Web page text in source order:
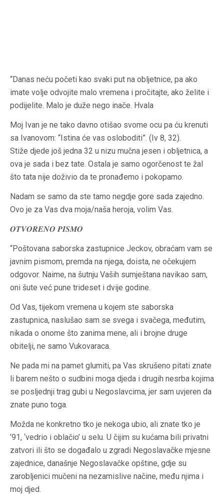
“Danas neću početi kao svaki put na obljetnice, pa ako
imate volje odvojite malo vremena i pročitajte, ako želite i
podijelite. Malo je duže nego inače. Hvala
Moj Ivan je ne tako davno otišao svome ocu pa ću krenuti
sa Ivanovom: “Istina će vas osloboditi”. (Iv 8, 32).
Stiže djede još jedna 32 u nizu mučna jesen i obljetnica, a
ova je sada i bez tate. Ostala je samo ogorčenost te žal
što tata nije doživio da te pronađemo i pokopamo.
Nadam se samo da ste tamo negdje gore sada zajedno.
Ovo je za Vas dva moja/naša heroja, volim Vas.
𝑶𝑻𝑽𝑶𝑹𝑬𝑵𝑶 𝑷𝑰𝑺𝑴𝑶
“Poštovana saborska zastupnice Jeckov, obraćam vam se
javnim pismom, premda na njega, doista, ne očekujem
odgovor. Naime, na šutnju Vaših sumještana navikao sam,
oni šute već pune trideset i dvije godine.
Od Vas, tijekom vremena u kojem ste saborska
zastupnica, naslušao sam se svega i svačega, međutim,
nikada o onome što zanima mene, ali i brojne druge
obitelji, ne samo Vukovaraca.
Ne pada mi na pamet glumiti, pa Vas skrušeno pitati znate
li barem nešto o sudbini moga djeda i drugih nesrba kojima
se posljednji trag gubi u Negoslavcima, jer sam uvjeren da
znate puno toga.
Možda ne konkretno tko je nekoga ubio, ali znate tko je
’91, ‘vedrio i oblačio’ u selu. U čijim su kućama bili privatni
zatvori ili što se događalo u zgradi Negoslavačke mjesne
zajednice, današnje Negoslavačke opštine, gdje su
zarobljenici mučeni na nezamislive načine, među njima i
moj djed.